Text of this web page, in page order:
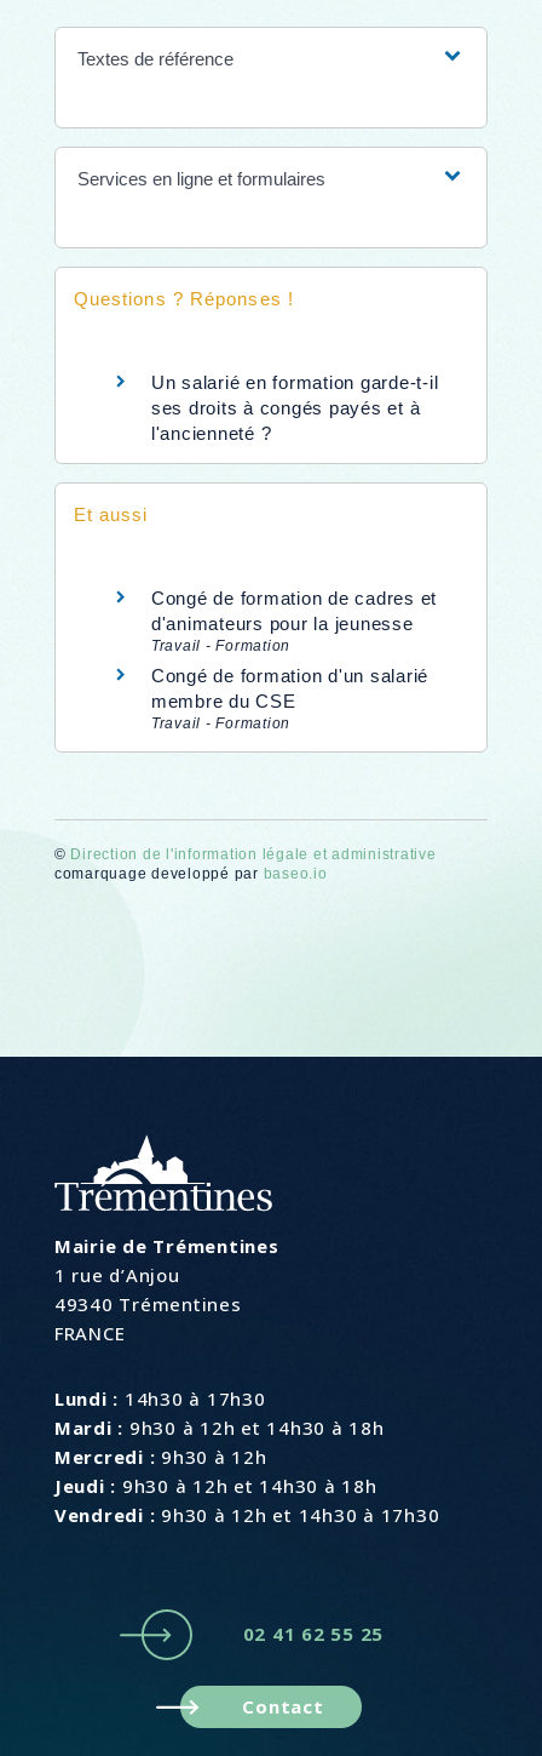
Textes de référence
Services en ligne et formulaires
Questions ? Réponses !
Un salarié en formation garde-t-il
ses droits à congés payés et à
l'ancienneté ?
Et aussi
Congé de formation de cadres et
d'animateurs pour la jeunesse
Travail - Formation
Congé de formation d'un salarié
membre du CSE
Travail - Formation
© Direction de l'information légale et administrative
comarquage developpé par baseo.io
Mairie de Trémentines
1 rue d’Anjou
49340 Trémentines
FRANCE
Lundi : 14h30 à 17h30
Mardi : 9h30 à 12h et 14h30 à 18h
Mercredi : 9h30 à 12h
Jeudi : 9h30 à 12h et 14h30 à 18h
Vendredi : 9h30 à 12h et 14h30 à 17h30
02 41 62 55 25
Contact